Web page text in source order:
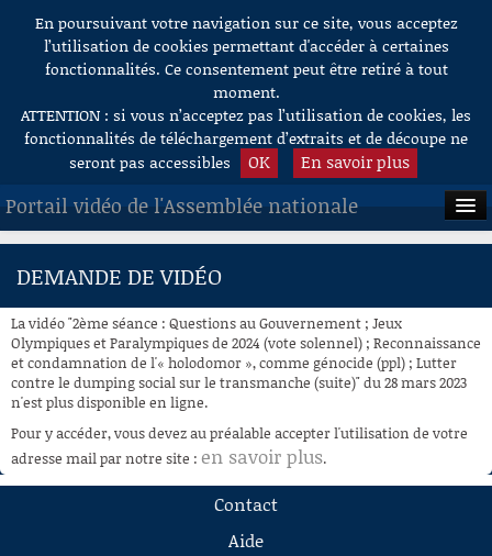
Aller au contenu
En poursuivant votre navigation sur ce site, vous acceptez
l’utilisation de cookies permettant d'accéder à certaines
fonctionnalités. Ce consentement peut être retiré à tout
moment.
ATTENTION : si vous n’acceptez pas l’utilisation de cookies, les
fonctionnalités de téléchargement d’extraits et de découpe ne
seront pas accessibles
OK En savoir plus
Portail vidéo de l'Assemblée nationale
ACCUEIL
À LA DEMANDE
RECHERCHE
AIDE À LA DÉCOUPE
DE VIDÉOS
DEMANDE DE VIDÉO
La vidéo "2ème séance : Questions au Gouvernement ; Jeux
Olympiques et Paralympiques de 2024 (vote solennel) ; Reconnaissance
et condamnation de l'« holodomor », comme génocide (ppl) ; Lutter
contre le dumping social sur le transmanche (suite)" du 28 mars 2023
n'est plus disponible en ligne.
Pour y accéder, vous devez au préalable accepter l'utilisation de votre
adresse mail par notre site : en savoir plus.
Contact
Aide